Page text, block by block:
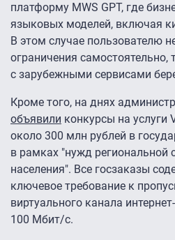
платформу MWS GPT, где
языковых моделей, включая
В этом случае пользователю
ограничения самостоятельно,
с зарубежными сервисами
Кроме того, на днях
объявили конкурсы на
около 300 млн рублей в
в рамках "нужд региональной
населения". Все госзаказы
ключевое требование к
виртуального канала
100 Мбит/с.